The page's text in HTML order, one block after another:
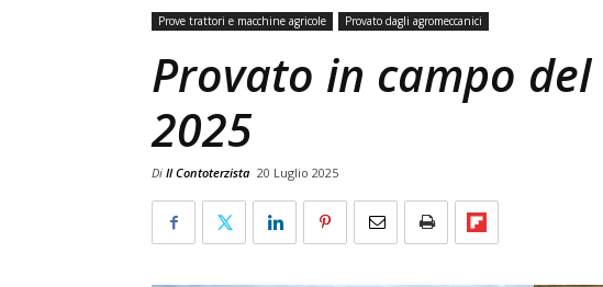
Prove trattori e macchine agricole Provato dagli agromeccanici
Provato in campo
2025
Di Il Contoterzista 20 Luglio 2025